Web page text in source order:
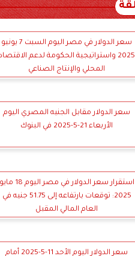
سعر الدولار في مصر اليوم السبت 7 يونيو
2025 واستراتيجية الحكومة لدعم
المحلي والإنتاج الصناعي
سعر الدولار مقابل الجنيه المصري اليوم
الأربعاء 21-5-2025 في البنوك
استقرار سعر الدولار في مصر اليوم 18 مايو
2025: توقعات بارتفاعه إلى 51.75 جنيه في
العام المالي المقبل
سعر الدولار اليوم الأحد 11-5-2025 أمام